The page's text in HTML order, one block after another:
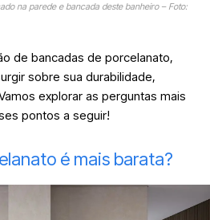
na parede e bancada deste banheiro – Foto:
de bancadas de porcelanato,
sobre sua durabilidade,
explorar as perguntas mais
pontos a seguir!
é mais barata?